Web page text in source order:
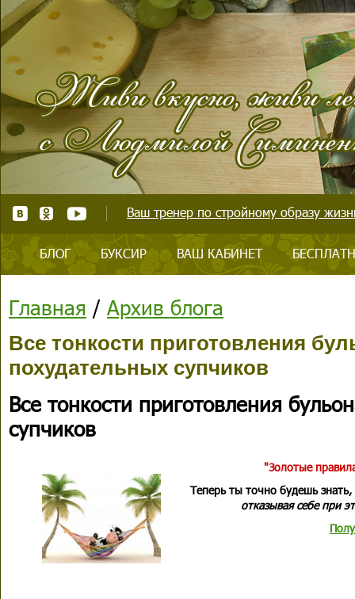
Ваш тренер по стройному образу
БЛОГ БУКСИР ВАШ КАБИНЕТ
Главная / Архив блога
Все тонкости приготовления
похудательных супчиков
Все тонкости приготовления
супчиков
"Золотые
Теперь ты точно будешь знать,
отказывая себе при